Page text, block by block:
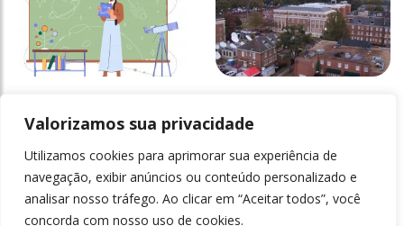
Valorizamos sua privacidade
Utilizamos cookies para aprimorar sua experiência de
navegação, exibir anúncios ou conteúdo personalizado e
analisar nosso tráfego. Ao clicar em “Aceitar todos”, você
concorda com nosso uso de cookies.
empregabilidade nas
licenciaturas
+ Mais Informações
desmantelam
programas de equidade
+ Mais Informações